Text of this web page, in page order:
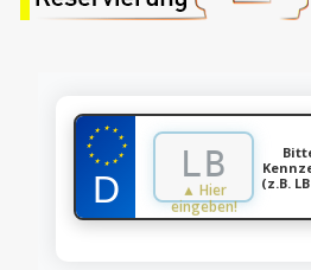
★ ★
★
★
★
★
★
★
★
★
★
★
▲ Hier
eingeben!
(z.B.